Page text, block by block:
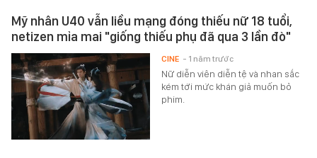
Mỹ nhân U40 vẫn liều mạng đóng thiếu nữ 18 tuổi,
netizen mỉa mai "giống thiếu phụ đã qua 3 lần đò"
Nữ diễn viên diễn tệ và nhan sắc
kém tới mức khán giả muốn bỏ
phim.
CINE - 1 năm trước